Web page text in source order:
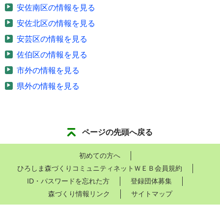
安佐南区の情報を見る
安佐北区の情報を見る
安芸区の情報を見る
佐伯区の情報を見る
市外の情報を見る
県外の情報を見る
ページの先頭へ戻る
初めての方へ
ひろしま森づくりコミュニティネットＷＥＢ会員規約
ID・パスワードを忘れた方
登録団体募集
森づくり情報リンク
サイトマップ